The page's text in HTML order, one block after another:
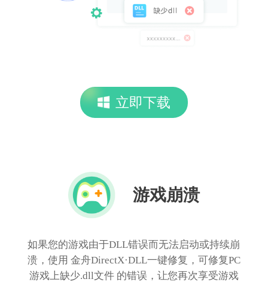
立即下载
游戏崩溃
如果您的游戏由于DLL错误而无法启动或持续崩
溃，使用 金舟DirectX·DLL一键修复，可修复PC
游戏上缺少.dll文件 的错误，让您再次享受游戏